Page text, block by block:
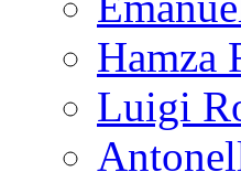
Hamza
Luigi